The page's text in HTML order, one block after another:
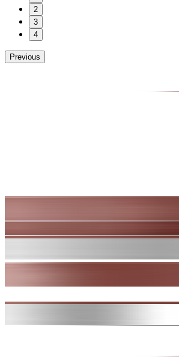
2
3
4
Previous